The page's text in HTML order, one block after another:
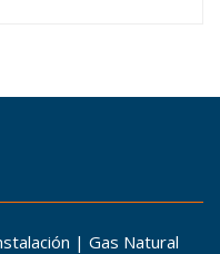
| Gas Natural